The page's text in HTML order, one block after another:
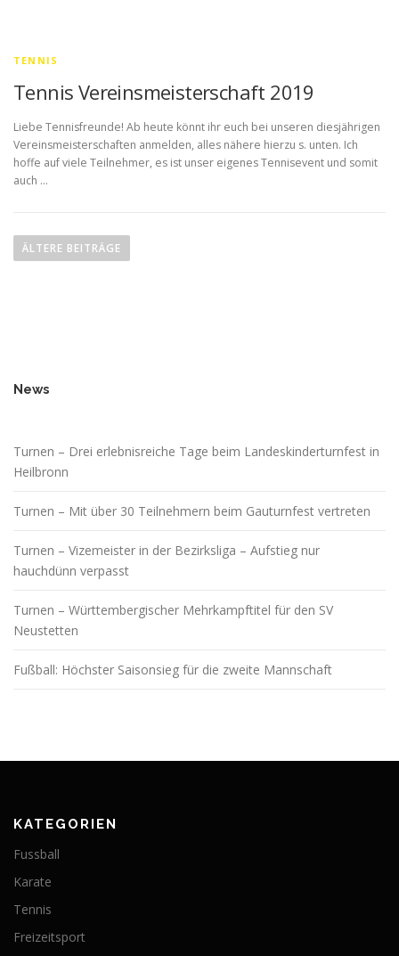
TENNIS
Tennis Vereinsmeisterschaft 2019
Liebe Tennisfreunde! Ab heute könnt ihr euch bei unseren diesjährigen
Vereinsmeisterschaften anmelden, alles nähere hierzu s. unten. Ich
hoffe auf viele Teilnehmer, es ist unser eigenes Tennisevent und somit
auch …
e
s
v
i
g
t
i
n
ÄLTERE BEITRÄGE
News
Turnen – Drei erlebnisreiche Tage beim Landeskinderturnfest in
Heilbronn
Turnen – Mit über 30 Teilnehmern beim Gauturnfest vertreten
Turnen – Vizemeister in der Bezirksliga – Aufstieg nur
hauchdünn verpasst
Turnen – Württembergischer Mehrkampftitel für den SV
Neustetten
Fußball: Höchster Saisonsieg für die zweite Mannschaft
KATEGORIEN
Fussball
Karate
Tennis
Freizeitsport